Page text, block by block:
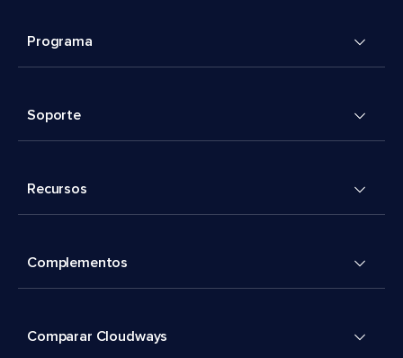
Programa
Soporte
Recursos
Complementos
Comparar Cloudways